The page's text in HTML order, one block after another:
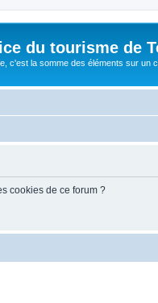
du tourisme de
c'est la somme des éléments sur un
cookies de ce forum ?